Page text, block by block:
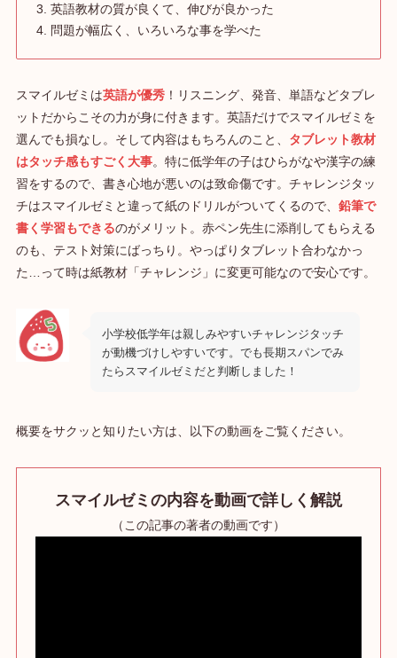
英語教材の質が良くて、伸びが良かった
問題が幅広く、いろいろな事を学べた
スマイルゼミは英語が優秀！リスニング、発音、単語などタブレ
ットだからこその力が身に付きます。英語だけでスマイルゼミを
選んでも損なし。そして内容はもちろんのこと、 タブレット教材
はタッチ感もすごく大事。特に低学年の子はひらがなや漢字の練
習をするので、書き心地が悪いのは致命傷です。チャレンジタッ
チはスマイルゼミと違って紙のドリルがついてくるので、 鉛筆で
書く学習もできるのがメリット。赤ペン先生に添削してもらえる
のも、テスト対策にばっちり。やっぱりタブレット合わなかっ
た…って時は紙教材「チャレンジ」に変更可能なので安心です。
小学校低学年は親しみやすいチャレンジタッチ
が動機づけしやすいです。でも長期スパンでみ
たらスマイルゼミだと判断しました！
概要をサクッと知りたい方は、以下の動画をご覧ください。
スマイルゼミの内容を動画で詳しく解説
（この記事の著者の動画です）